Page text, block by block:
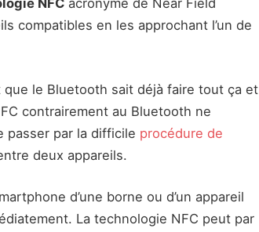
NFC acronyme de Near Field
compatibles en les approchant l’un de
le Bluetooth sait déjà faire tout ça et
contrairement au Bluetooth ne
passer par la difficile procédure de
deux appareils.
d’une borne ou d’un appareil
La technologie NFC peut par